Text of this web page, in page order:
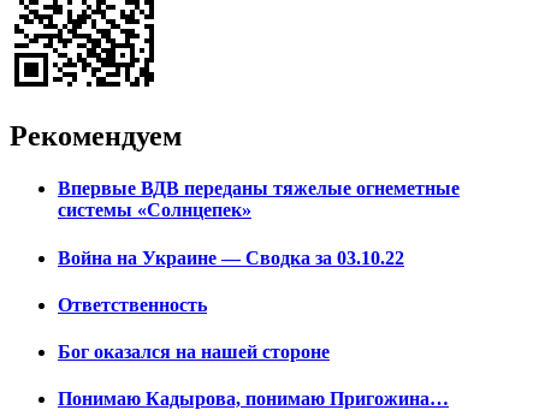
Рекомендуем
Впервые ВДВ переданы тяжелые огнеметные
системы «Солнцепек»
Война на Украине — Сводка за 03.10.22
Ответственность
Бог оказался на нашей стороне
Понимаю Кадырова, понимаю Пригожина…